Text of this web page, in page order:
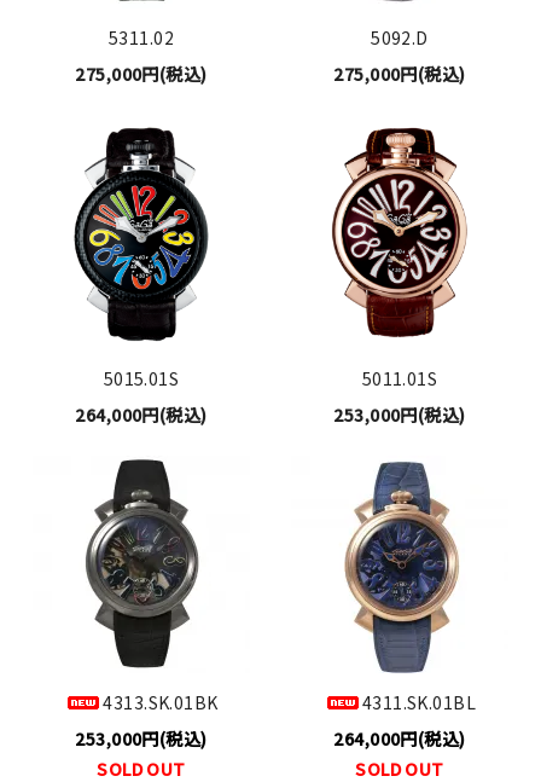
5311.02
275,000円(税込)
5092.D
275,000円(税込)
5015.01S
264,000円(税込)
5011.01S
253,000円(税込)
4313.SK.01BK
253,000円(税込)
SOLD OUT
4311.SK.01BL
264,000円(税込)
SOLD OUT